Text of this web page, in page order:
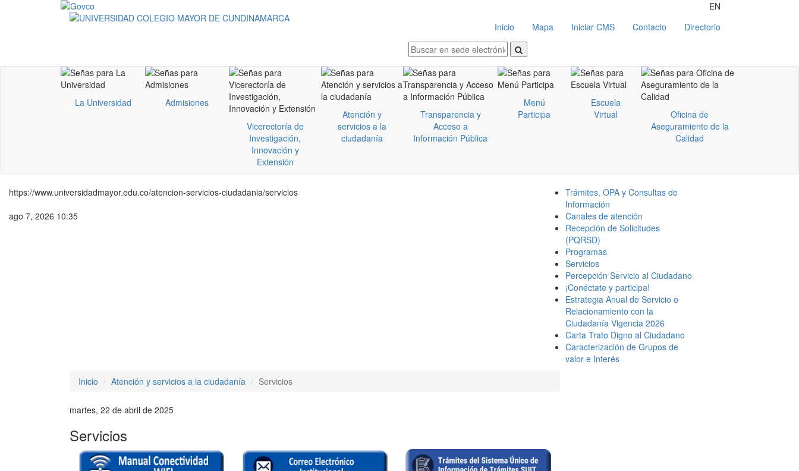
EN
Inicio
Mapa Iniciar CMS Contacto Directorio
La Universidad
Admisiones
Vicerectoría de
Investigación,
Innovación y
Extensión
Atención y
servicios a la
ciudadanía
Transparencia y
Acceso a
Información Pública
Menú
Participa
Escuela
Virtual
Oficina de
Aseguramiento de la
Calidad
https://www.universidadmayor.edu.co/atencion-servicios-ciudadania/servicios
ago 7, 2026 10:35
Trámites, OPA y Consultas de
Información
Canales de atención
Recepción de Solicitudes
(PQRSD)
Programas
Servicios
Percepción Servicio al Ciudadano
¡Conéctate y participa!
Estrategia Anual de Servicio o
Relacionamiento con la
Ciudadanía Vigencia 2026
Carta Trato Digno al Ciudadano
Caracterización de Grupos de
valor e Interés
Inicio
Atención y servicios a la ciudadanía Servicios
martes, 22 de abril de 2025
Servicios